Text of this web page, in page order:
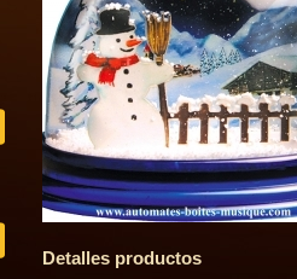
Detalles productos